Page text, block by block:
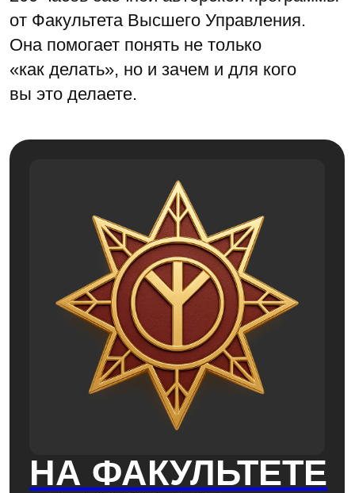
ЧТО ЖДЁТ ПОСЛЕ
ВЫПУСКА
Это не просто обучение. Это вхождение
Должность
Продюсер
Навыки
Умеете запускать проекты —
с нуля и до результата
Мыслите как
медиапродюсер
Обладаете знаниями
о структуре власти
Включены
в профессиональную сеть: